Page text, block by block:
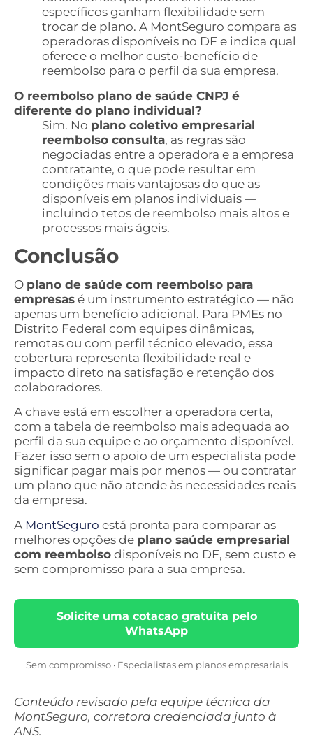
específicos ganham flexibilidade sem
trocar de plano. A MontSeguro compara as
operadoras disponíveis no DF e indica qual
oferece o melhor custo-benefício de
reembolso para o perfil da sua empresa.
O reembolso plano de saúde CNPJ é
diferente do plano individual?
Sim. No plano coletivo empresarial
reembolso consulta, as regras são
negociadas entre a operadora e a empresa
contratante, o que pode resultar em
condições mais vantajosas do que as
disponíveis em planos individuais —
incluindo tetos de reembolso mais altos e
processos mais ágeis.
Conclusão
O plano de saúde com reembolso para
empresas é um instrumento estratégico — não
apenas um benefício adicional. Para PMEs no
Distrito Federal com equipes dinâmicas,
remotas ou com perfil técnico elevado, essa
cobertura representa flexibilidade real e
impacto direto na satisfação e retenção dos
colaboradores.
A chave está em escolher a operadora certa,
com a tabela de reembolso mais adequada ao
perfil da sua equipe e ao orçamento disponível.
Fazer isso sem o apoio de um especialista pode
significar pagar mais por menos — ou contratar
um plano que não atende às necessidades reais
da empresa.
A MontSeguro está pronta para comparar as
melhores opções de plano saúde empresarial
com reembolso disponíveis no DF, sem custo e
sem compromisso para a sua empresa.
Solicite uma cotacao gratuita pelo
WhatsApp
Sem compromisso · Especialistas em planos empresariais
Conteúdo revisado pela equipe técnica da
MontSeguro, corretora credenciada junto à
ANS.